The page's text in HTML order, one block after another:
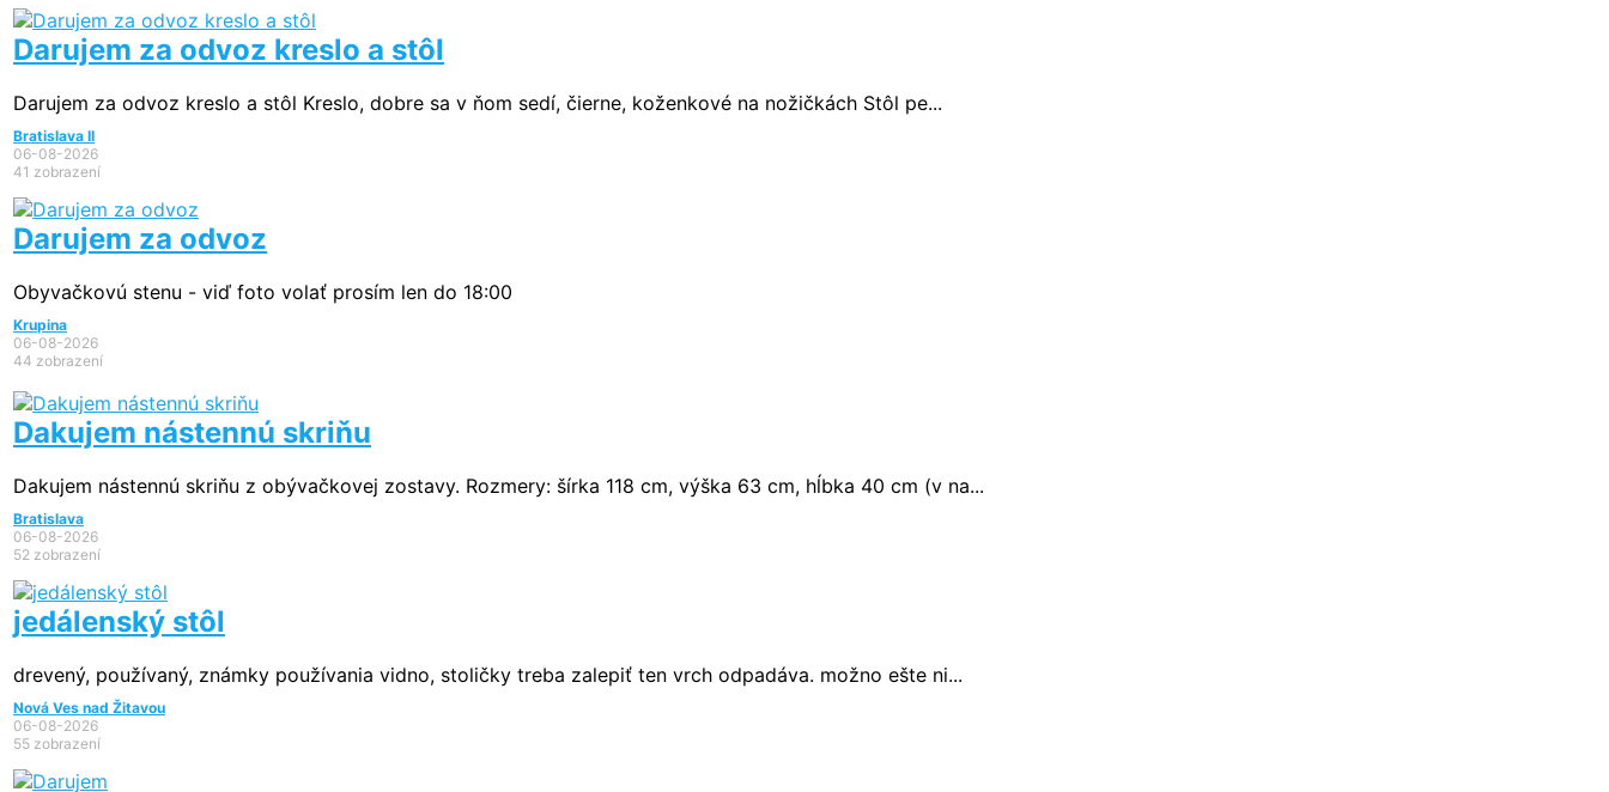
Darujem za odvoz kreslo a stôl
Darujem za odvoz kreslo a stôl Kreslo, dobre sa v ňom sedí, čierne, koženkové na nožičkách Stôl pe...
Bratislava II
06-08-2026
41 zobrazení
Darujem za odvoz
Obyvačkovú stenu - viď foto volať prosím len do 18:00
Krupina
06-08-2026
44 zobrazení
Dakujem nástennú skriňu
Dakujem nástennú skriňu z obývačkovej zostavy. Rozmery: šírka 118 cm, výška 63 cm, hĺbka 40 cm (v na...
Bratislava
06-08-2026
52 zobrazení
jedálenský stôl
drevený, používaný, známky používania vidno, stoličky treba zalepiť ten vrch odpadáva. možno ešte ni...
Nová Ves nad Žitavou
06-08-2026
55 zobrazení